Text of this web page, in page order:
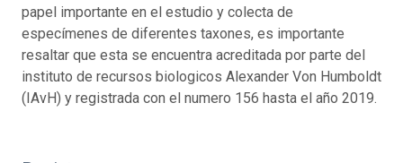
papel importante en el estudio y colecta de
especímenes de diferentes taxones, es importante
resaltar que esta se encuentra acreditada por parte del
instituto de recursos biologicos Alexander Von Humboldt
(IAvH) y registrada con el numero 156 hasta el año 2019.